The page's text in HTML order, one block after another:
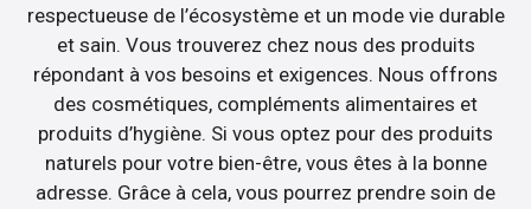
respectueuse de l’écosystème et un mode vie durable
et sain. Vous trouverez chez nous des produits
répondant à vos besoins et exigences. Nous offrons
des cosmétiques, compléments alimentaires et
produits d’hygiène. Si vous optez pour des produits
naturels pour votre bien-être, vous êtes à la bonne
adresse. Grâce à cela, vous pourrez prendre soin de